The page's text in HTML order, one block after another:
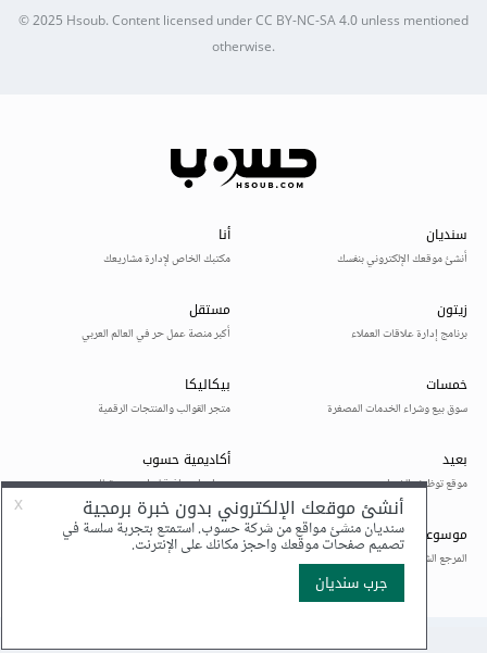
© 2025Hsoub.Content licensed underCC BY-NC-SA 4.0unless mentioned
otherwise.